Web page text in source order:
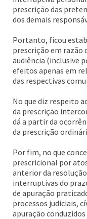
prescrição das
dos demais
Portanto, ficou
prescrição em razão
audiência (inclusive
efeitos apenas em
das respectivas
No que diz respeito
da prescrição
dá a partir da
da prescrição
Por fim, no que
prescricional por
anterior da
interruptivas do
de apuração
processos judiciais,
apuração